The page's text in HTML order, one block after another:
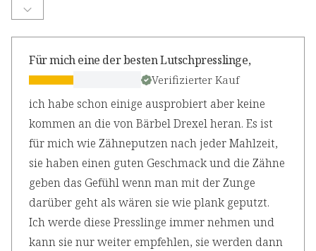
Für mich eine der besten Lutschpresslinge,
Verifizierter Kauf
ich habe schon einige ausprobiert aber keine
kommen an die von Bärbel Drexel heran. Es ist
für mich wie Zähneputzen nach jeder Mahlzeit,
sie haben einen guten Geschmack und die Zähne
geben das Gefühl wenn man mit der Zunge
darüber geht als wären sie wie plank geputzt.
Ich werde diese Presslinge immer nehmen und
kann sie nur weiter empfehlen, sie werden dann